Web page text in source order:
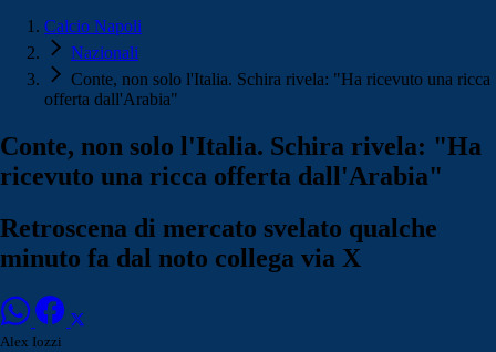
Calcio Napoli
Nazionali
Conte, non solo l'Italia. Schira rivela: "Ha ricevuto una ricca
offerta dall'Arabia"
Conte, non solo l'Italia. Schira rivela: "Ha
ricevuto una ricca offerta dall'Arabia"
Retroscena di mercato svelato qualche
minuto fa dal noto collega via X
Alex Iozzi